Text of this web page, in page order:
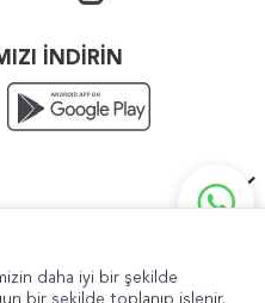
İNDİRİN
daha iyi bir şekilde
bir şekilde toplanıp işlenir.